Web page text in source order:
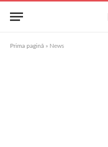
Prima pagină » News